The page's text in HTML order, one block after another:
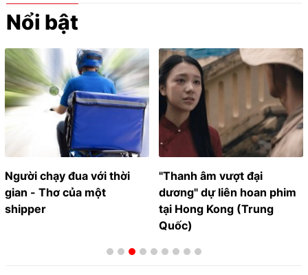
Nổi bật
Người chạy đua với thời
gian - Thơ của một
shipper
"Thanh âm vượt đại
dương" dự liên hoan phim
tại Hong Kong (Trung
Quốc)